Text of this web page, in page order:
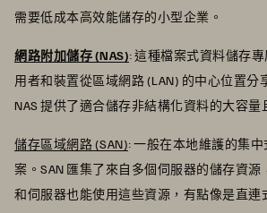
需要低成本高效能儲存的小型企業。
網路附加儲存 (NAS): 這種檔案式資料儲存
用者和裝置從區域網路 (LAN) 的中心位置分
NAS 提供了適合儲存非結構化資料的大容量
儲存區域網路 (SAN): 一般在本地維護的集
案。SAN 匯集了來自多個伺服器的儲存資
和伺服器也能使用這些資源，有點像是直連